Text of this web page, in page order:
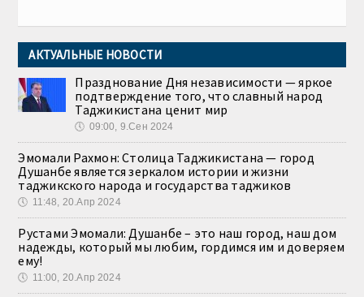
АКТУАЛЬНЫЕ НОВОСТИ
Празднование Дня независимости — яркое
подтверждение того, что славный народ
Таджикистана ценит мир
🕔 09:00, 9.Сен 2024
Эмомали Рахмон: Столица Таджикистана — город
Душанбе является зеркалом истории и жизни
таджикского народа и государства таджиков
🕔 11:48, 20.Апр 2024
Рустами Эмомали: Душанбе – это наш город, наш дом
надежды, который мы любим, гордимся им и доверяем
ему!
🕔 11:00, 20.Апр 2024